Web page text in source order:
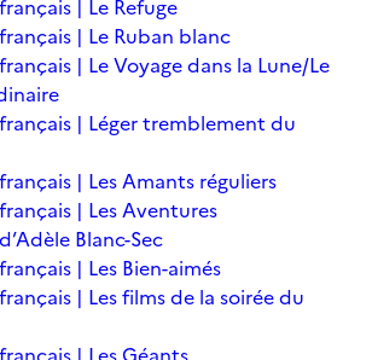
| Le Refuge
| Le Ruban blanc
| Le Voyage dans la Lune/Le
| Léger tremblement du
| Les Amants réguliers
| Les Aventures
Blanc-Sec
| Les Bien-aimés
| Les films de la soirée du